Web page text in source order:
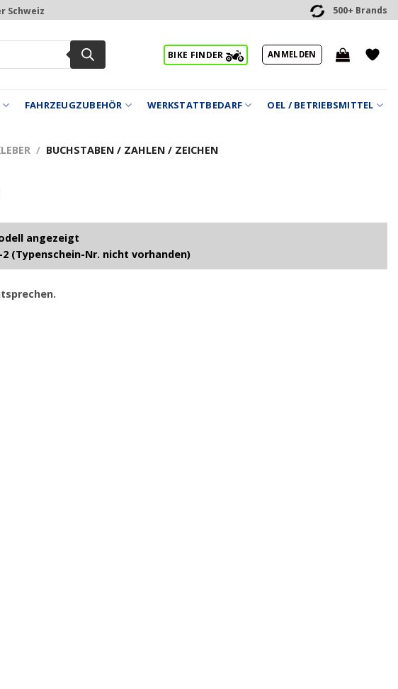
Schweiz 500+ Brands
BIKE FINDER ANMELDEN
FAHRZEUGZUBEHÖR WERKSTATTBEDARF OEL / BETRIEBSMITTEL
/ BUCHSTABEN / ZAHLEN / ZEICHEN
angezeigt
2 (Typenschein-Nr. nicht vorhanden)